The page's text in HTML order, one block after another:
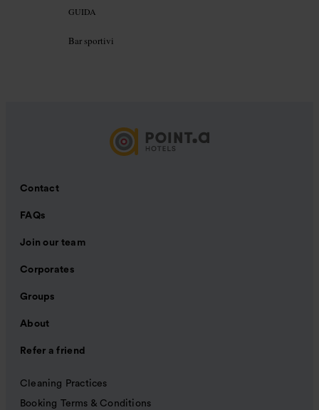
GUIDA
Bar sportivi
Contact
FAQs
Join our team
Corporates
Groups
About
Refer a friend
Cleaning Practices
Booking Terms & Conditions